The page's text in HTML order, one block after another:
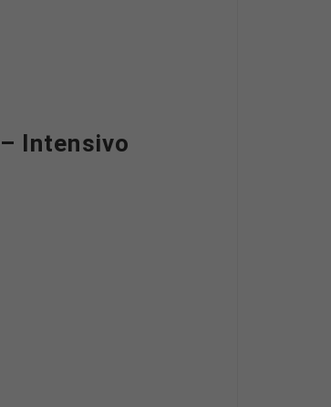
Intensivo